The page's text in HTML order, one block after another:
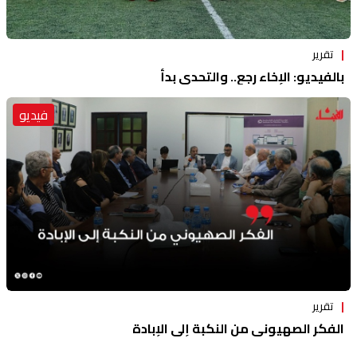
تقرير
بالفيديو: الإخاء رجع.. والتحدي بدأ
فيديو
تقرير
الفكر الصهيوني من النكبة إلى الإبادة